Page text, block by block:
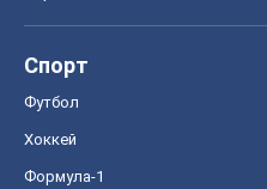
Спорт
Футбол
Хоккей
Формула-1